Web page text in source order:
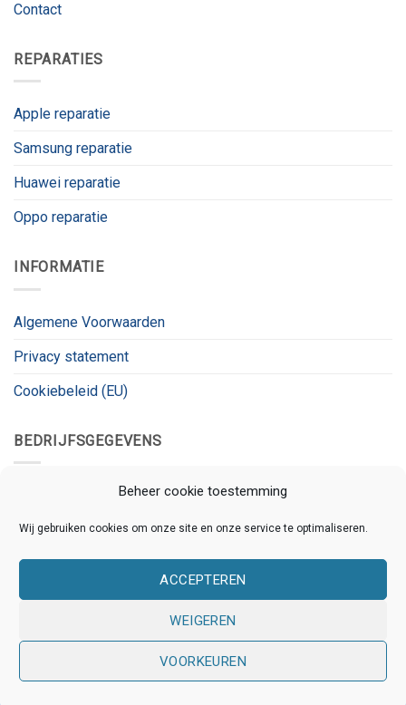
Beheer cookie toestemming
Wij gebruiken cookies om onze site en onze service te optimaliseren.
ACCEPTEREN
WEIGEREN
VOORKEUREN
Contact
REPARATIES
Apple reparatie
Samsung reparatie
Huawei reparatie
Oppo reparatie
INFORMATIE
Algemene Voorwaarden
Privacy statement
Cookiebeleid (EU)
BEDRIJFSGEGEVENS
3531 CL, Utrecht
BTW:BTW_ID
Copyright 2026 © Kanaalnet | Ontwikkeld door
Assistants